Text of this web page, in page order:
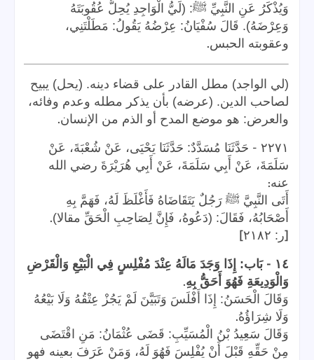
وَيُذْكَرُ عَنِ النَّبِيِّ ﷺ: (لَيُّ الْوَاجِدِ يُحِلُّ عُقُوبَتَهُ
وَعِرْضَهُ). قَالَ سُفْيَانُ: عِرْضُهُ يَقُولُ: مَطَلْتَنِي،
وعقوبته الحبس.
(لي الواجد) مطل القادر على قضاء دينه. (يحل) يبيح
لصاحب الدين. (عرضه) بأن يذكر مطله وعدم وفائه،
والعرض: هو موضع المدح أو الذم من الإنسان.
٢٢٧١ - حَدَّثَنَا مُسَدَّدٌ: حَدَّثَنَا يَحْيَى، عَنْ شُعْبَةَ، عَنْ
سَلَمَةَ، عَنْ أَبِي سَلَمَةَ، عَنْ أَبِي هُرَيْرَةَ رضي الله
عنه:
أَتَى النَّبِيَّ ﷺ رَجُلٌ يَتَقَاضَاهُ فَأَغْلَظَ لَهُ، فَهَمَّ بِهِ
أَصْحَابُهُ، فَقَالَ: (دَعُوهُ، فَإِنَّ لِصَاحِبِ الْحَقِّ مقالا).
[ر: ٢١٨٢ ]
١٤ -بَاب: إِذَا وَجَدَ مَالَهُ عِنْدَ مُفْلِسٍ فِي الْبَيْعِ وَالْقَرْضِ
وَالْوَدِيعَةِ فَهُوَ أَحَقُّ بِهِ.
وَقَالَ الْحَسَنُ: إِذَا أَفْلَسَ وَتَبَيَّنَ لَمْ يَجُزْ عِتْقُهُ وَلَا بَيْعُهُ
وَلَا شِرَاؤُهُ.
وَقَالَ سَعِيدُ بْنُ الْمُسَيِّبِ: قَضَى عُثْمَانُ: مَنِ اقْتَضَى
مِنْ حَقِّهِ قَبْلَ أَنْ يُفْلِسَ فَهُوَ لَهُ، وَمَنْ عَرَفَ بعينه فهو